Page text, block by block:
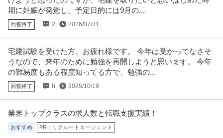
期に妊娠が発覚し、予定日的には9月の...
回答終了 2 2026/07/31
宅建試験を受けた方、お疲れ様です。 今年は受かってなさそ
うなので、来年のために勉強を再開しようと思います。 今年
の難易度もある程度知ってる方で、勉強の...
回答終了 8 2025/10/19
業界トップクラスの求人数と転職支援実績！
おすすめ PR：リクルートエージェント